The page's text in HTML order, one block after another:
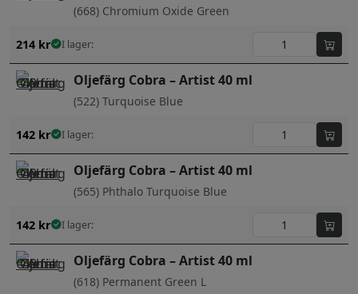
(668) Chromium Oxide Green
214 kr I lager:
Oljefärg Cobra – Artist 40 ml
(522) Turquoise Blue
142 kr I lager:
Oljefärg Cobra – Artist 40 ml
(565) Phthalo Turquoise Blue
142 kr I lager:
Oljefärg Cobra – Artist 40 ml
(618) Permanent Green L